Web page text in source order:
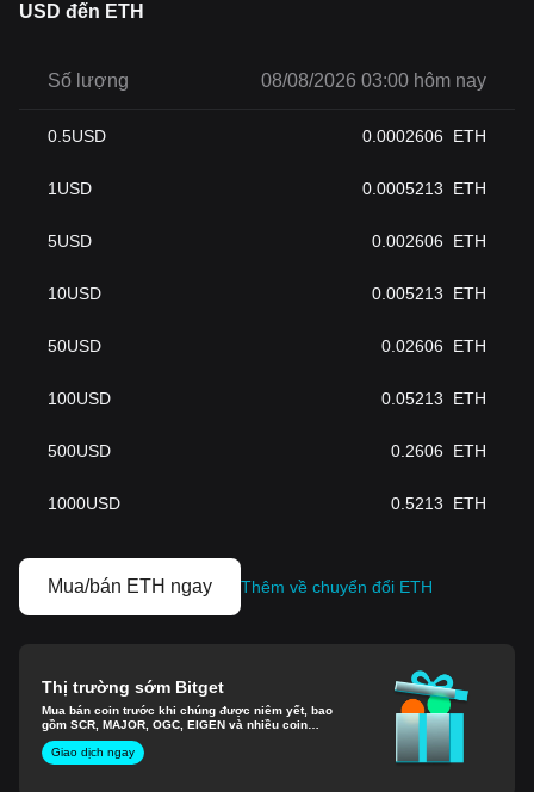
USD đến ETH
Số lượng 08/08/2026 03:00 hôm nay
0.5USD 0.0002606 ETH
1 USD 0.0005213 ETH
5USD 0.002606 ETH
10USD 0.005213 ETH
50USD 0.02606 ETH
100USD 0.05213 ETH
500USD 0.2606 ETH
1000USD 0.5213 ETH
Mua/bán ETH ngay Thêm về chuyển đổi ETH
Thị trường sớm Bitget
Mua bán coin trước khi chúng được niêm yết, bao
gồm SCR, MAJOR, OGC, EIGEN và nhiều coin
khác.
Giao dịch ngay